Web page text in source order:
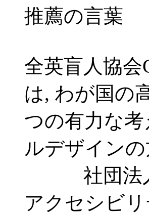
推薦の言葉
全英盲人協会
は, わが国の
つの有力な
ルデザイン
社団法人
アクセシビ